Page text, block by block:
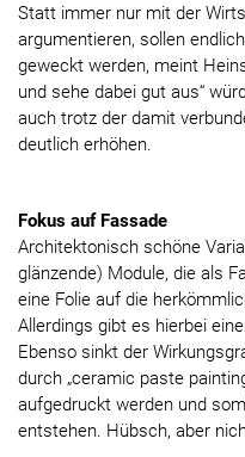
Statt immer nur mit der
argumentieren, sollen
geweckt werden, meint
und sehe dabei gut aus“
auch trotz der damit
deutlich erhöhen.
Fokus auf Fassade
Architektonisch schöne
glänzende) Module, die als
eine Folie auf die
Allerdings gibt es hierbei
Ebenso sinkt der
durch „ceramic paste
aufgedruckt werden und
entstehen. Hübsch, aber